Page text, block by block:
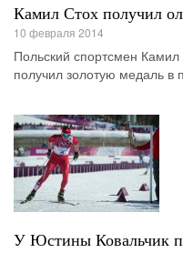
Камил Стох получил
10 февраля 2014
Польский спортсмен
получил золотую медаль в
У Юстины Ковальчик